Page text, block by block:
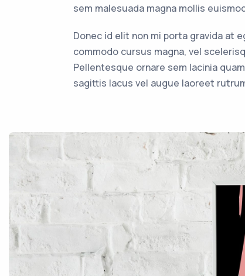
sem malesuada magna mollis
Donec id elit non mi porta gravida at
commodo cursus magna, vel
Pellentesque ornare sem lacinia
sagittis lacus vel augue laoreet